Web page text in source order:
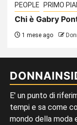
PEOPLE PRIMO
Chi è Gabry
1 mese ago
E' un punto di
tempi e sa come
mondo della moda